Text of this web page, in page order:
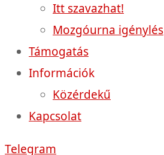
Itt szavazhat!
Mozgóurna igénylés
Támogatás
Információk
Közérdekű
Kapcsolat
Telegram